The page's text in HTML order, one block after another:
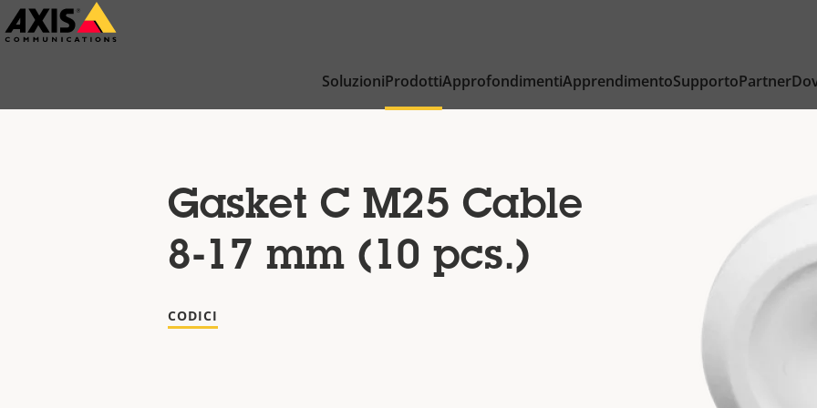
Salta
al
SoluzioniProdottiApprofondimentiApprendimentoSupportoPartner
Gasket C M25 Cable
8-17 mm (10 pcs.)
CODICI